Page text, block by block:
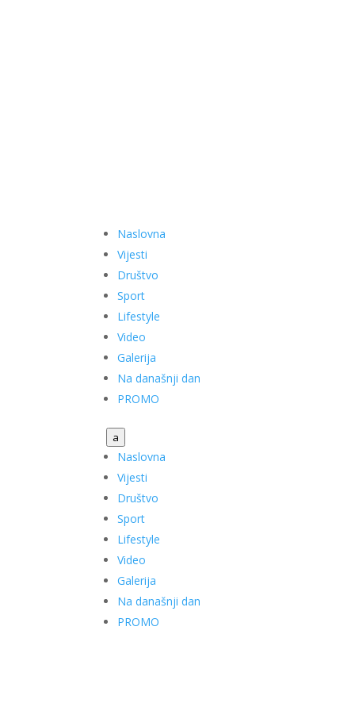
Naslovna
Vijesti
Društvo
Sport
Lifestyle
Video
Galerija
Na današnji dan
PROMO
a
Naslovna
Vijesti
Društvo
Sport
Lifestyle
Video
Galerija
Na današnji dan
PROMO